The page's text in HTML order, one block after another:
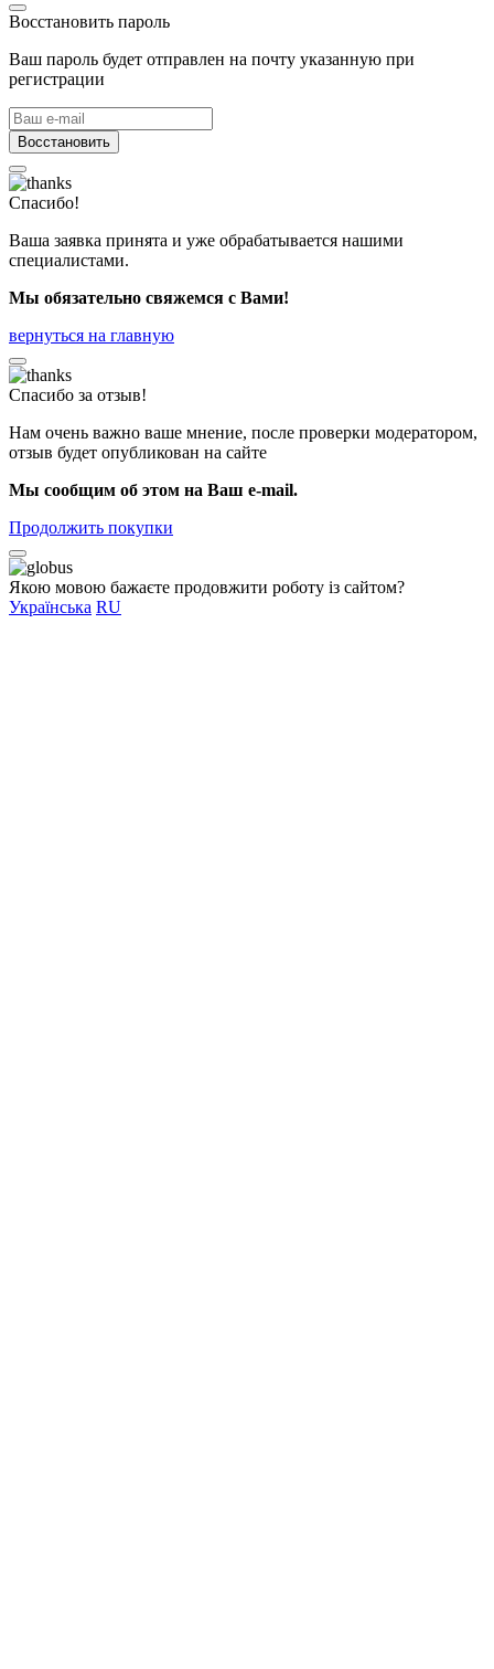
Восстановить пароль
Ваш пароль будет отправлен на почту указанную при
регистрации
Восстановить
Спасибо!
Ваша заявка принята и уже обрабатывается нашими
специалистами.
Мы обязательно свяжемся с Вами!
вернуться на главную
Спасибо за отзыв!
Нам очень важно ваше мнение, после проверки модератором,
отзыв будет опубликован на сайте
Мы сообщим об этом на Ваш e-mail.
Продолжить покупки
Якою мовою бажаєте продовжити роботу із сайтом?
Українська RU